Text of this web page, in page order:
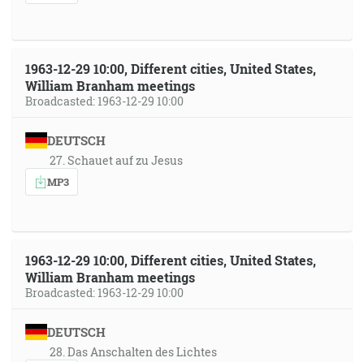
1963-12-29 10:00, Different cities, United States,
William Branham meetings
Broadcasted: 1963-12-29 10:00
DEUTSCH
27. Schauet auf zu Jesus
MP3
1963-12-29 10:00, Different cities, United States,
William Branham meetings
Broadcasted: 1963-12-29 10:00
DEUTSCH
28. Das Anschalten des Lichtes